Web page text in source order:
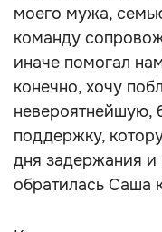
моего мужа,
команду
иначе помогал
конечно, хочу
невероятнейшую,
поддержку,
дня задержания и
обратилась Саша